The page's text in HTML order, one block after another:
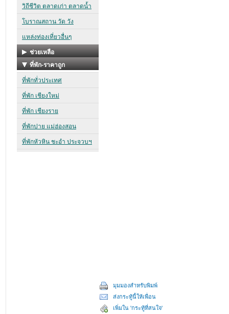
มุมมองสำหรับพิมพ์
ส่งกระทู้นี้ให้เพื่อน
เพิ่มใน 'กระทู้ที่สนใจ'